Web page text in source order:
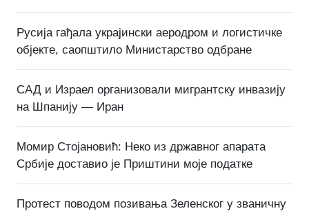
Русија гађала украјински аеродром и логистичке
објекте, саопштило Министарство одбране
САД и Израел организовали мигрантску инвазију
на Шпанију — Иран
Момир Стојановић: Неко из државног апарата
Србије доставио је Приштини моје податке
Протест поводом позивања Зеленског у званичну